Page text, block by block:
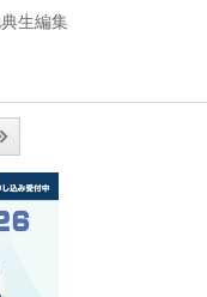
生編集